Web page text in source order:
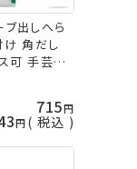
出しへら
角だし
可 手芸の
715
税込